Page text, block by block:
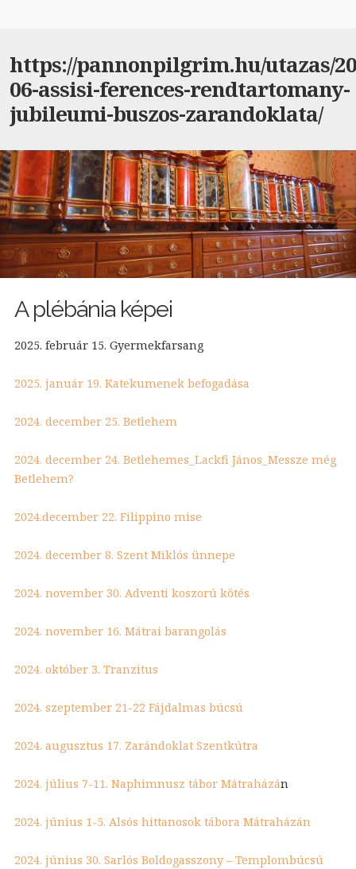
https://pannonpilgrim.hu/utazas/
06-assisi-ferences-rendtartomany-
jubileumi-buszos-zarandoklata/
A plébánia képei
2025. február 15. Gyermekfarsang
2025. január 19. Katekumenek befogadása
2024. december 25. Betlehem
2024. december 24. Betlehemes_Lackfi János_Messze még
Betlehem?
2024.december 22. Filippino mise
2024. december 8. Szent Miklós ünnepe
2024. november 30. Adventi koszorú kötés
2024. november 16. Mátrai barangolás
2024. október 3. Tranzitus
2024. szeptember 21-22 Fájdalmas búcsú
2024. augusztus 17. Zarándoklat Szentkútra
2024. július 7-11. Naphimnusz tábor Mátraházán
2024. június 1-5. Alsós hittanosok tábora Mátraházán
2024. június 30. Sarlós Boldogasszony – Templombúcsú